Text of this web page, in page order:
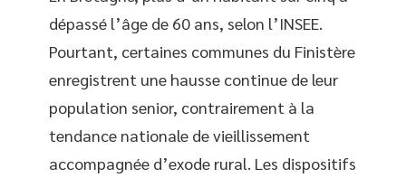
dépassé l’âge de 60 ans, selon l’INSEE.
Pourtant, certaines communes du Finistère
enregistrent une hausse continue de leur
population senior, contrairement à la
tendance nationale de vieillissement
accompagnée d’exode rural. Les dispositifs